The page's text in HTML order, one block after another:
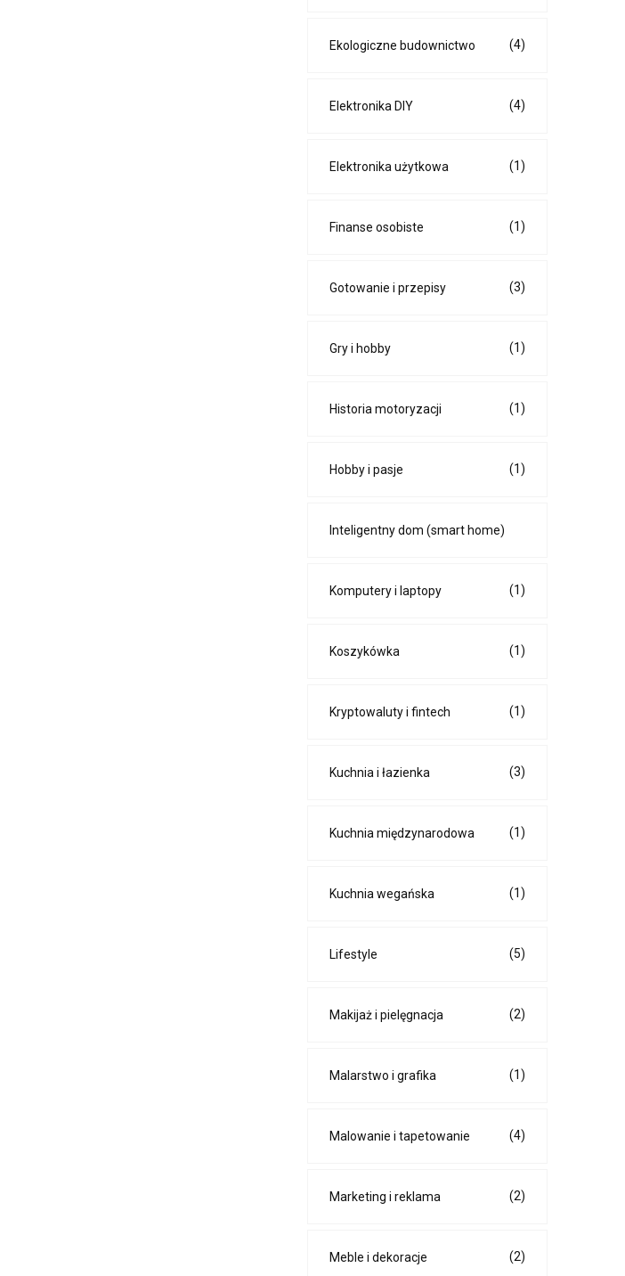
Ekologiczne budownictwo (4)
Elektronika DIY (4)
Elektronika użytkowa (1)
Finanse osobiste (1)
Gotowanie i przepisy (3)
Gry i hobby (1)
Historia motoryzacji (1)
Hobby i pasje (1)
Inteligentny dom (smart home)
Komputery i laptopy (1)
Koszykówka (1)
Kryptowaluty i fintech (1)
Kuchnia i łazienka (3)
Kuchnia międzynarodowa (1)
Kuchnia wegańska (1)
Lifestyle (5)
Makijaż i pielęgnacja (2)
Malarstwo i grafika (1)
Malowanie i tapetowanie (4)
Marketing i reklama (2)
Meble i dekoracje (2)